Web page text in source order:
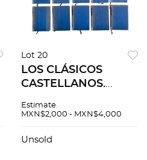
Lot 20
LOS CLÁSICOS
CASTELLANOS.
CALPE, 1940´S. Pzs 61
Estimate
MXN$2,000 - MXN$4,000
Unsold